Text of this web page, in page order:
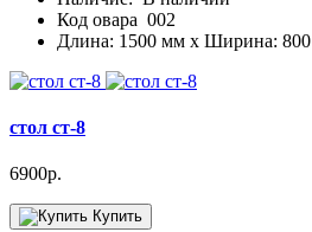
Код овара 002
Длина: 1500 мм x Ширина:
стол ст-8
6900р.
Купить